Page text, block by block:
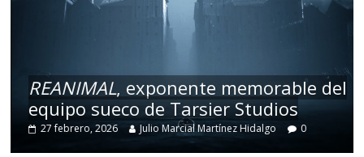
REANIMAL, exponente memorable del
equipo sueco de Tarsier Studios
27 febrero, 2026 Julio Marcial Martínez Hidalgo 0